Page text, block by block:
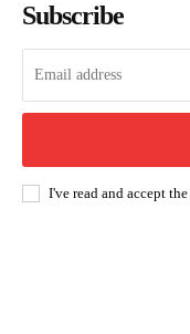
Subscribe
I've read and accept the